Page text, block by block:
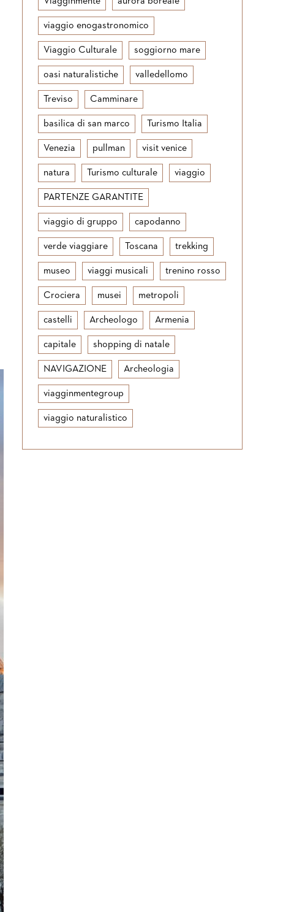
viaggio enogastronomico
Viaggio Culturale soggiorno mare
oasi naturalistiche valledellomo
Treviso Camminare
basilica di san marco Turismo Italia
Venezia pullman visit venice
natura Turismo culturale viaggio
PARTENZE GARANTITE
viaggio di gruppo capodanno
verde viaggiare Toscana trekking
museo viaggi musicali trenino rosso
Crociera musei metropoli
castelli Archeologo Armenia
capitale shopping di natale
NAVIGAZIONE Archeologia
viagginmentegroup
viaggio naturalistico